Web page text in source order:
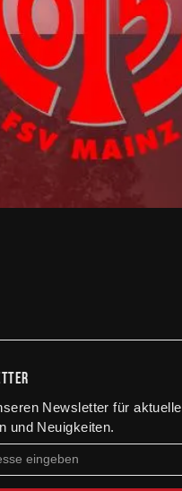
Newsletter für aktuelle
und Neuigkeiten.